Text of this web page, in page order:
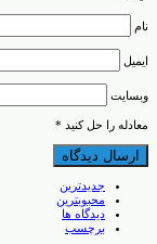
نام
ایمیل
وبسایت
معادله را حل کنید *
جدیدترین
محبوبترین
دیدگاه ها
برچسب